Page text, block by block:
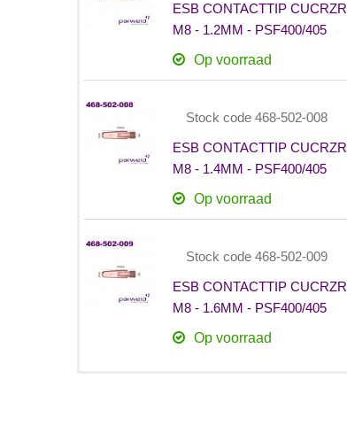
ESB CONTACTTIP CUCRZR
M8 - 1.2MM - PSF400/405
Op voorraad
Stock code 468-502-008
ESB CONTACTTIP CUCRZR
M8 - 1.4MM - PSF400/405
Op voorraad
Stock code 468-502-009
ESB CONTACTTIP CUCRZR
M8 - 1.6MM - PSF400/405
Op voorraad